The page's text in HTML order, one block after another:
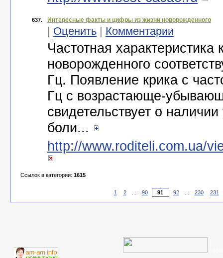
637. Интересные факты и цифры из жизни новорожденного
| Оценить | Комментарии
Частотная характеристика
новорожденного
Гц. Появление крика с
Гц с возрастающе-
свидетельствует о
боли...
http://www.roditeli.com.ua/
Ссылок в категории: 1615
1 2 90 92 230 231